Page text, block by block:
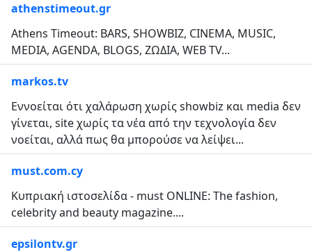
athenstimeout.gr
Athens Timeout: BARS, SHOWBIZ, CINΕΜΑ, MUSIC,
MEDIA, AGENDA, BLOGS, ΖΩΔΙΑ, WEB TV...
markos.tv
Εννοείται ότι χαλάρωση χωρίς showbiz και media δεν
γίνεται, site χωρίς τα νέα από την τεχνολογία δεν
νοείται, αλλά πως θα μπορούσε να λείψει...
must.com.cy
Κυπριακή ιστοσελίδα - must ONLINE: The fashion,
celebrity and beauty magazine....
epsilontv.gr